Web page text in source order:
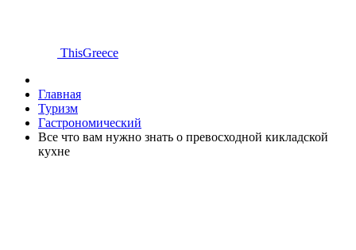
ThisGreece
Главная
Туризм
Гастрономический
Все что вам нужно знать о превосходной кикладской
кухне